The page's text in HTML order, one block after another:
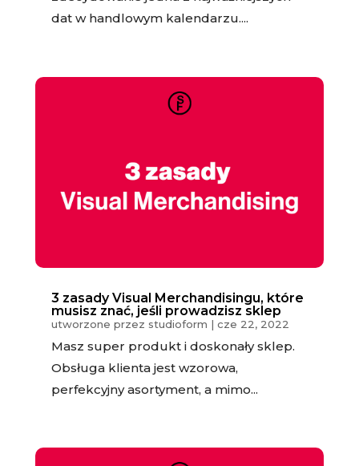
dat w handlowym kalendarzu....
3 zasady Visual Merchandisingu, które
musisz znać, jeśli prowadzisz sklep
utworzone przez studioform | cze 22, 2022
Masz super produkt i doskonały sklep.
Obsługa klienta jest wzorowa,
perfekcyjny asortyment, a mimo...